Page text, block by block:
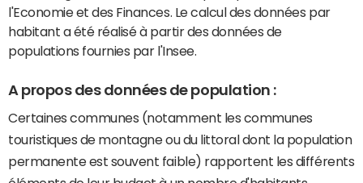
l'Economie et des Finances. Le calcul des données par
habitant a été réalisé à partir des données de
populations fournies par l'Insee.
A propos des données de population :
Certaines communes (notamment les communes
touristiques de montagne ou du littoral dont la population
permanente est souvent faible) rapportent les différents